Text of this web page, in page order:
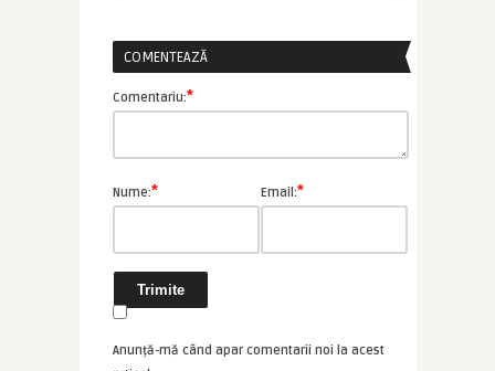
COMENTEAZĂ
Comentariu:*
Nume:* Email:*
Anunță-mă când apar comentarii noi la acest